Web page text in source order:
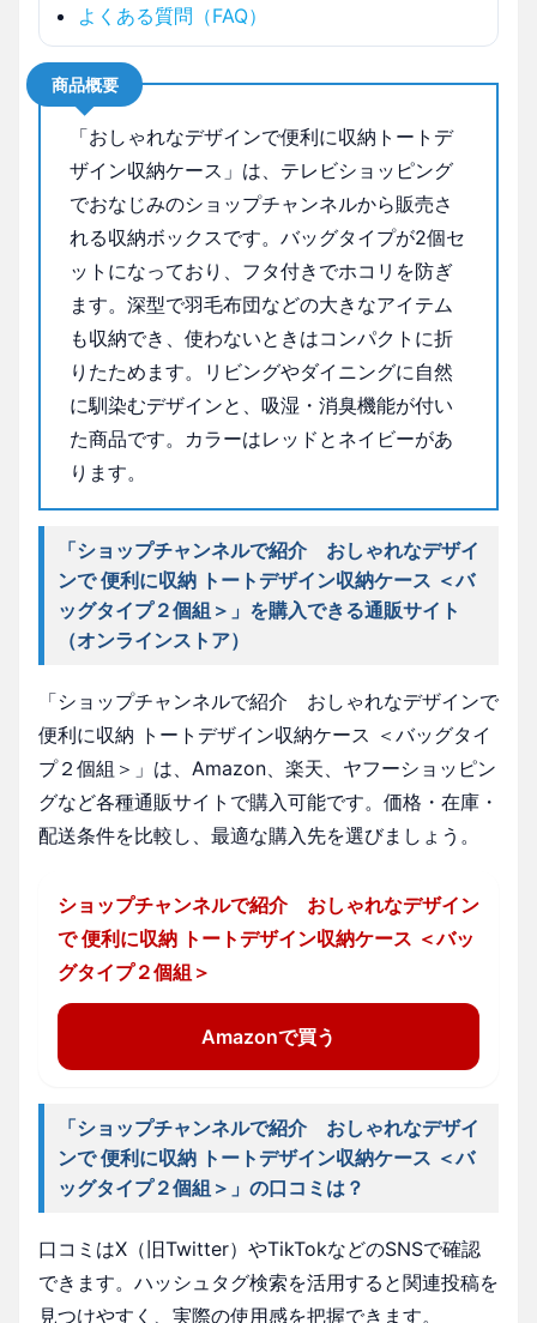
よくある質問（FAQ）
商品概要
「おしゃれなデザインで便利に収納トートデ
ザイン収納ケース」は、テレビショッピング
でおなじみのショップチャンネルから販売さ
れる収納ボックスです。バッグタイプが2個セ
ットになっており、フタ付きでホコリを防ぎ
ます。深型で羽毛布団などの大きなアイテム
も収納でき、使わないときはコンパクトに折
りたためます。リビングやダイニングに自然
に馴染むデザインと、吸湿・消臭機能が付い
た商品です。カラーはレッドとネイビーがあ
ります。
「ショップチャンネルで紹介 おしゃれなデザイ
ンで 便利に収納 トートデザイン収納ケース ＜バ
ッグタイプ２個組＞」を購入できる通販サイト
（オンラインストア）
「ショップチャンネルで紹介 おしゃれなデザインで
便利に収納 トートデザイン収納ケース ＜バッグタイ
プ２個組＞」は、Amazon、楽天、ヤフーショッピン
グなど各種通販サイトで購入可能です。価格・在庫・
配送条件を比較し、最適な購入先を選びましょう。
ショップチャンネルで紹介 おしゃれなデザイン
で 便利に収納 トートデザイン収納ケース ＜バッ
グタイプ２個組＞
Amazonで買う
「ショップチャンネルで紹介 おしゃれなデザイ
ンで 便利に収納 トートデザイン収納ケース ＜バ
ッグタイプ２個組＞」の口コミは？
口コミはX（旧Twitter）やTikTokなどのSNSで確認
できます。ハッシュタグ検索を活用すると関連投稿を
見つけやすく、実際の使用感を把握できます。